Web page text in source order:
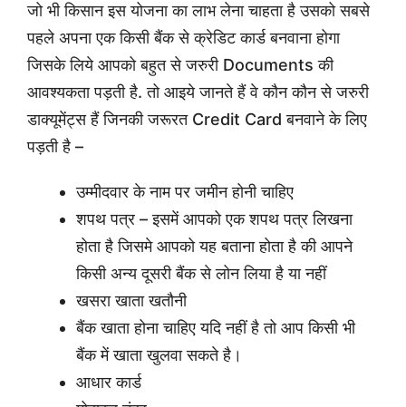
जो भी किसान इस योजना का लाभ लेना चाहता है उसको सबसे
पहले अपना एक किसी बैंक से क्रेडिट कार्ड बनवाना होगा
जिसके लिये आपको बहुत से जरुरी Documents की
आवश्यकता पड़ती है. तो आइये जानते हैं वे कौन कौन से जरुरी
डाक्यूमेंट्स हैं जिनकी जरूरत Credit Card बनवाने के लिए
पड़ती है –
उम्मीदवार के नाम पर जमीन होनी चाहिए
शपथ पत्र – इसमें आपको एक शपथ पत्र लिखना
होता है जिसमे आपको यह बताना होता है की आपने
किसी अन्य दूसरी बैंक से लोन लिया है या नहीं
खसरा खाता खतौनी
बैंक खाता होना चाहिए यदि नहीं है तो आप किसी भी
बैंक में खाता खुलवा सकते है।
आधार कार्ड